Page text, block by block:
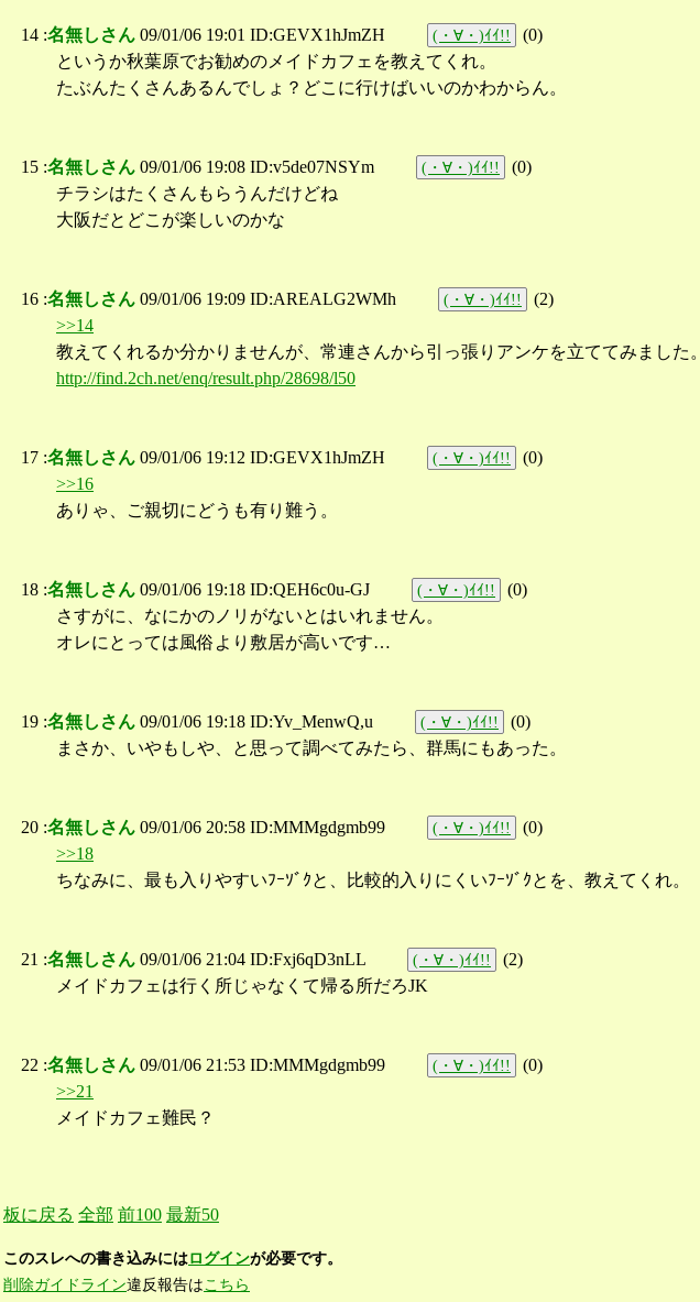
14 :名無しさん 09/01/06 19:01 ID:GEVX1hJmZH (・∀・)ｲｲ!! (0)
というか秋葉原でお勧めのメイドカフェを教えてくれ。
たぶんたくさんあるんでしょ？どこに行けばいいのかわからん。
15 :名無しさん 09/01/06 19:08 ID:v5de07NSYm (・∀・)ｲｲ!! (0)
チラシはたくさんもらうんだけどね
大阪だとどこが楽しいのかな
16 :名無しさん 09/01/06 19:09 ID:AREALG2WMh (・∀・)ｲｲ!! (2)
>>14
教えてくれるか分かりませんが、常連さんから引っ張りアンケを立ててみました。
http://find.2ch.net/enq/result.php/28698/l50
17 :名無しさん 09/01/06 19:12 ID:GEVX1hJmZH (・∀・)ｲｲ!! (0)
>>16
ありゃ、ご親切にどうも有り難う。
18 :名無しさん 09/01/06 19:18 ID:QEH6c0u-GJ (・∀・)ｲｲ!! (0)
さすがに、なにかのノリがないとはいれません。
オレにとっては風俗より敷居が高いです…
19 :名無しさん 09/01/06 19:18 ID:Yv_MenwQ,u (・∀・)ｲｲ!! (0)
まさか、いやもしや、と思って調べてみたら、群馬にもあった。
20 :名無しさん 09/01/06 20:58 ID:MMMgdgmb99 (・∀・)ｲｲ!! (0)
>>18
ちなみに、最も入りやすいﾌｰｿﾞｸと、比較的入りにくいﾌｰｿﾞｸとを、教えてくれ。
21 :名無しさん 09/01/06 21:04 ID:Fxj6qD3nLL (・∀・)ｲｲ!! (2)
メイドカフェは行く所じゃなくて帰る所だろJK
22 :名無しさん 09/01/06 21:53 ID:MMMgdgmb99 (・∀・)ｲｲ!! (0)
>>21
メイドカフェ難民？
板に戻る 全部 前100 最新50
このスレへの書き込みにはログインが必要です。
削除ガイドライン違反報告はこちら